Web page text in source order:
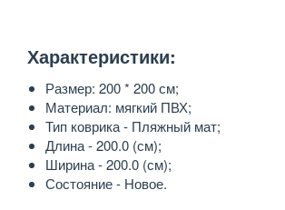
Характеристики:
Размер: 200 * 200 см;
Материал: мягкий ПВХ;
Тип коврика - Пляжный мат;
Длина -200.0 (см);
Ширина -200.0 (см);
Состояние - Новое.